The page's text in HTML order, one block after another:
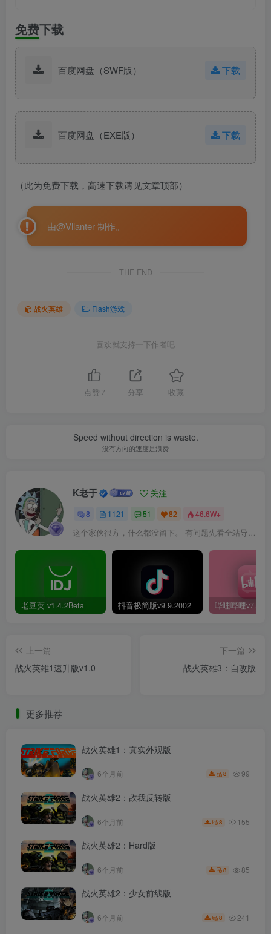
免费下载
百度网盘（SWF版） 下载
百度网盘（EXE版） 下载
（此为免费下载，高速下载请见文章顶部）
由@Vllanter 制作。
THE END
战火英雄 Flash游戏
喜欢就支持一下作者吧
点赞 7 分享 收藏
Speed without direction is waste.
没有方向的速度是浪费
K老于 关注
8 1121 51 82 46.6W+
这个家伙很方，什么都没留下。 有问题先看全站导航页，解决不了再@我！
老豆荚 v1.4.2Beta 抖音极简版v9.9.2002
上一篇
战火英雄1速升版v1.0
下一篇
战火英雄3：自改版
更多推荐
战火英雄1：真实外观版
6个月前 8 99
战火英雄2：敌我反转版
6个月前 8 155
战火英雄2：Hard版
6个月前 8 85
战火英雄2：少女前线版
6个月前 8 241